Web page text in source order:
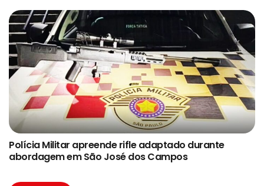
Polícia Militar apreende rifle adaptado durante
abordagem em São José dos Campos